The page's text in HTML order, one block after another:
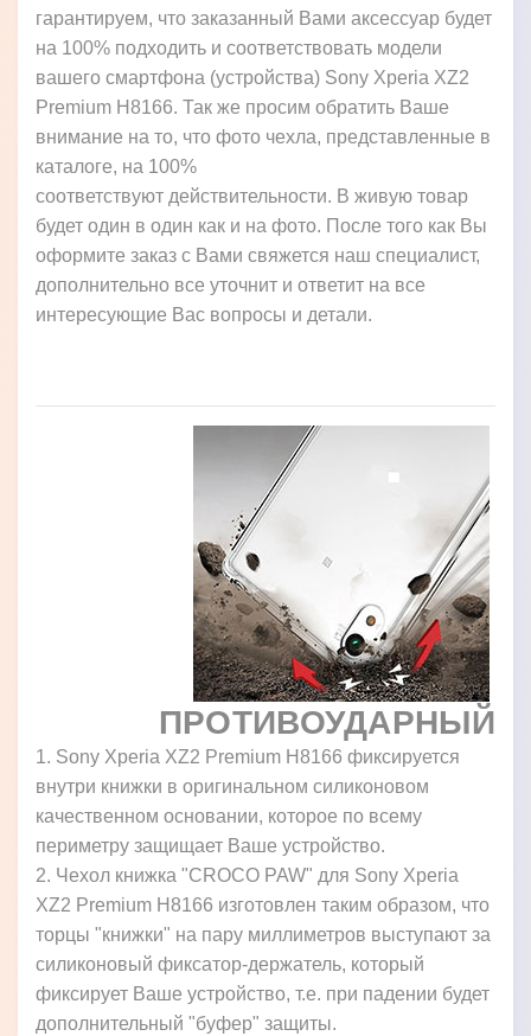
гарантируем, что заказанный Вами аксессуар будет
на 100% подходить и соответствовать модели
вашего смартфона (устройства) Sony Xperia XZ2
Premium H8166. Так же просим обратить Ваше
внимание на то, что фото чехла, представленные в
каталоге, на 100%
соответствуют действительности. В живую товар
будет один в один как и на фото. После того как Вы
оформите заказ с Вами свяжется наш специалист,
дополнительно все уточнит и ответит на все
интересующие Вас вопросы и детали.
ПРОТИВОУДАРНЫЙ
1. Sony Xperia XZ2 Premium H8166 фиксируется
внутри книжки в оригинальном силиконовом
качественном основании, которое по всему
периметру защищает Ваше устройство.
2. Чехол книжка "CROCO PAW" для Sony Xperia
XZ2 Premium H8166 изготовлен таким образом, что
торцы "книжки" на пару миллиметров выступают за
силиконовый фиксатор-держатель, который
фиксирует Ваше устройство, т.е. при падении будет
дополнительный "буфер" защиты.